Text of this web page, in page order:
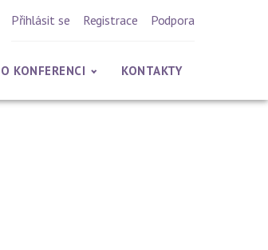
Přihlásit se Registrace Podpora
O KONFERENCI KONTAKTY